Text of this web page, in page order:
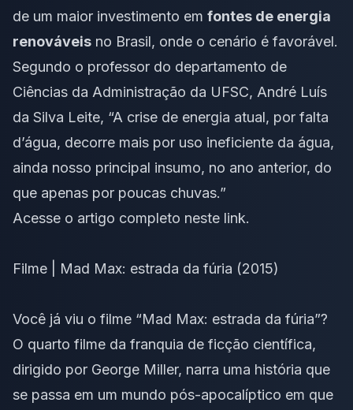
de um maior investimento em fontes de energia
renováveis no Brasil, onde o cenário é favorável.
Segundo o professor do departamento de
Ciências da Administração da UFSC, André Luís
da Silva Leite, “A crise de energia atual, por falta
d’água, decorre mais por uso ineficiente da água,
ainda nosso principal insumo, no ano anterior, do
que apenas por poucas chuvas.”
Acesse o artigo completo neste link.
Filme | Mad Max: estrada da fúria (2015)
Você já viu o filme “Mad Max: estrada da fúria”?
O quarto filme da franquia de ficção científica,
dirigido por George Miller, narra uma história que
se passa em um mundo pós-apocalíptico em que